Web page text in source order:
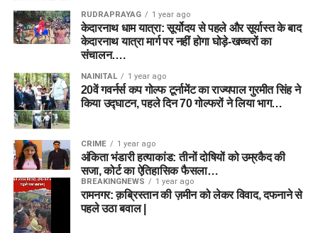
RUDRAPRAYAG 1 year ago
केदारनाथ धाम यात्रा: सूर्योदय से पहले और सूर्यास्त के बाद
केदारनाथ यात्रा मार्ग पर नहीं होगा घोड़े-खच्चरों का
संचालन….
NAINITAL 1 year ago
20वें गवर्नर्स कप गोल्फ टूर्नामेंट का राज्यपाल गुरमीत सिंह ने
किया उद्घाटन, पहले दिन 70 गोल्फरों ने लिया भाग…
CRIME 1 year ago
अंकिता भंडारी हत्याकांड: तीनों दोषियों को उम्रकैद की
सजा, कोर्ट का ऐतिहासिक फैसला…
BREAKINGNEWS 1 year ago
रामनगर: क़ब्रिस्तान की ज़मीन को लेकर विवाद, दफनाने से
पहले उठा बवाल |